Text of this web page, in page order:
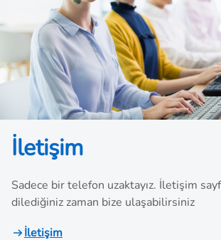
İletişim
Sadece bir telefon uzaktayız. İletişim
dilediğiniz zaman bize ulaşabilirsiniz
İletişim